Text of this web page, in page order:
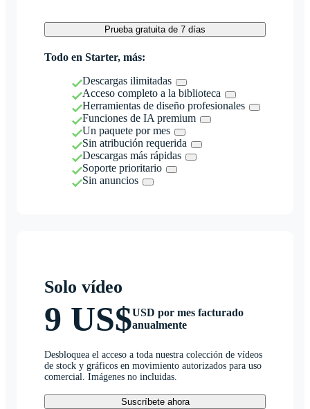
Prueba gratuita de 7 días
Todo en Starter, más:
Descargas ilimitadas
Acceso completo a la biblioteca
Herramientas de diseño profesionales
Funciones de IA premium
Un paquete por mes
Sin atribución requerida
Descargas más rápidas
Soporte prioritario
Sin anuncios
Solo vídeo
9 US$USD por mes facturado
anualmente
Desbloquea el acceso a toda nuestra colección de vídeos
de stock y gráficos en movimiento autorizados para uso
comercial. Imágenes no incluidas.
Suscríbete ahora